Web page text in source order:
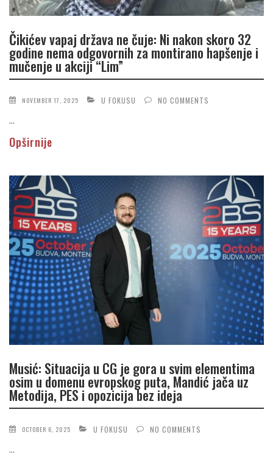
Čikićev vapaj država ne čuje: Ni nakon skoro 32
godine nema odgovornih za montirano hapšenje i
mučenje u akciji “Lim”
NOVEMBER 17, 2025 U FOKUSU NO COMMENTS
...
Opširnije
Musić: Situacija u CG je gora u svim elementima
osim u domenu evropskog puta, Mandić jača uz
Metodija, PES i opozicija bez ideja
OCTOBER 6, 2025 U FOKUSU NO COMMENTS
...